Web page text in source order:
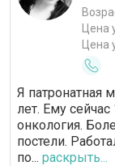
Цена
Цена
Я патронатная
лет. Ему
онкология.
постели.
по... раскрыть...